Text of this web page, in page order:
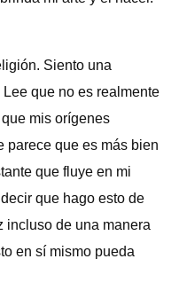
Siento una
que no es realmente
mis orígenes
parece que es más bien
que fluye en mi
que hago esto de
incluso de una manera
en sí mismo pueda